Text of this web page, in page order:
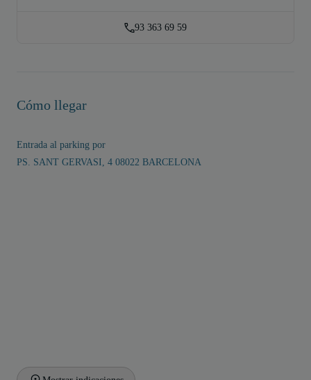
93 363 69 59
Cómo llegar
Entrada al parking por
PS. SANT GERVASI, 4 08022 BARCELONA